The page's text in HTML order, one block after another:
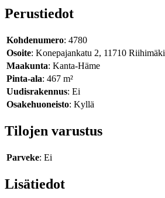
Perustiedot
Kohdenumero: 4780
Osoite: Konepajankatu 2, 11710 Riihimäki
Maakunta: Kanta-Häme
Pinta-ala: 467 m²
Uudisrakennus: Ei
Osakehuoneisto: Kyllä
Tilojen varustus
Parveke: Ei
Lisätiedot